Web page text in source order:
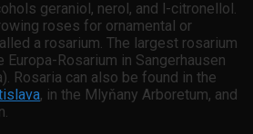
geraniol, nerol, and l-citronellol.
roses for ornamental or
a rosarium. The largest rosarium
Rosarium in Sangerhausen
Rosaria can also be found in the
, in the Mlyňany Arboretum, and